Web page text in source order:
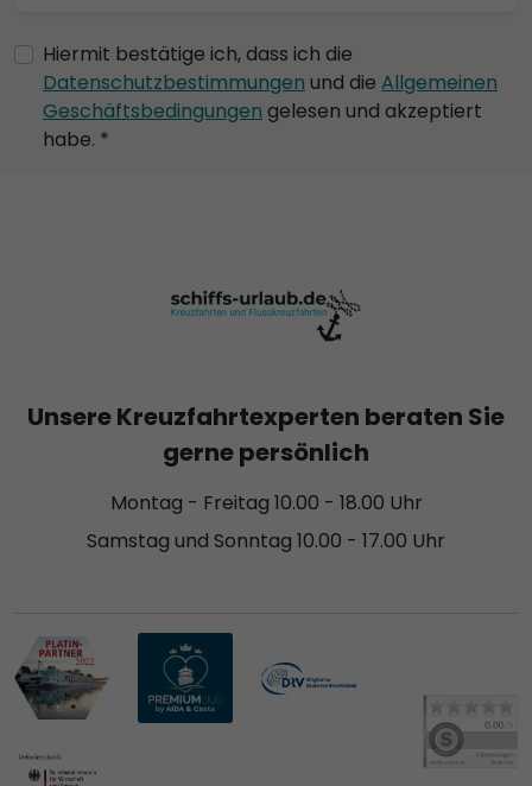
Hiermit bestätige ich, dass ich die
Datenschutzbestimmungen und die Allgemeinen
Geschäftsbedingungen gelesen und akzeptiert
habe. *
Unsere Kreuzfahrtexperten beraten Sie
gerne persönlich
Montag - Freitag 10.00 - 18.00 Uhr
Samstag und Sonntag 10.00 - 17.00 Uhr